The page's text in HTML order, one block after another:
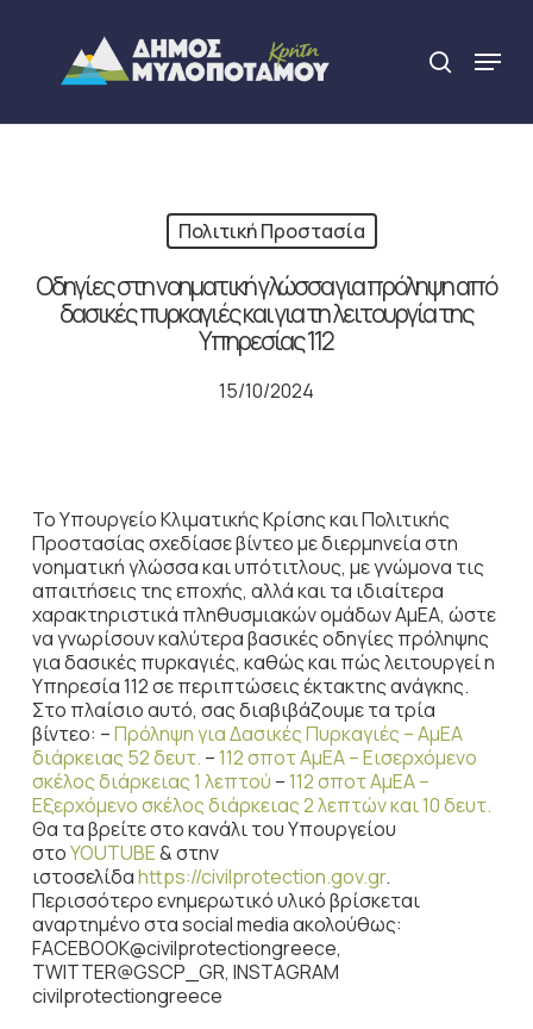
content
search
Menu
Πολιτική Προστασία
Οδηγίες στη νοηματική γλώσσα για πρόληψη από
δασικές πυρκαγιές και για τη λειτουργία της
Υπηρεσίας 112
15/10/2024
Το Υπουργείο Κλιματικής Κρίσης και Πολιτικής
Προστασίας σχεδίασε βίντεο με διερμηνεία στη
νοηματική γλώσσα και υπότιτλους, με γνώμονα τις
απαιτήσεις της εποχής, αλλά και τα ιδιαίτερα
χαρακτηριστικά πληθυσμιακών ομάδων ΑμΕΑ, ώστε
να γνωρίσουν καλύτερα βασικές οδηγίες πρόληψης
για δασικές πυρκαγιές, καθώς και πώς λειτουργεί η
Υπηρεσία 112 σε περιπτώσεις έκτακτης ανάγκης.
Στο πλαίσιο αυτό, σας διαβιβάζουμε τα τρία
βίντεο: –Πρόληψη για Δασικές Πυρκαγιές – ΑμΕΑ
διάρκειας 52 δευτ. –112 σποτ ΑμΕΑ – Εισερχόμενο
σκέλος διάρκειας 1 λεπτού –112 σποτ ΑμΕΑ –
Εξερχόμενο σκέλος διάρκειας 2 λεπτών και 10 δευτ.
Θα τα βρείτε στο κανάλι του Υπουργείου
στοYOUTUBE& στην
ιστοσελίδαhttps://civilprotection.gov.gr.
Περισσότερο ενημερωτικό υλικό βρίσκεται
αναρτημένο στα social media ακολούθως:
FACEBOOK@civilprotectiongreece,
ΤWITTER@GSCP_GR, INSTAGRAM
civilprotectiongreece
Close